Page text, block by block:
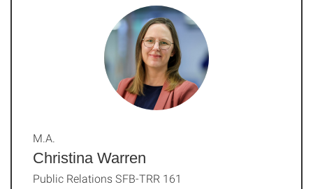
Christina Warren
M.A.
Public Relations SFB-TRR 161